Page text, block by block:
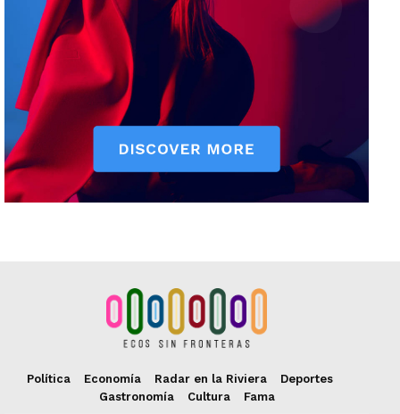
Política Economía Radar en la Riviera
Deportes
Gastronomía
Cultura Fama